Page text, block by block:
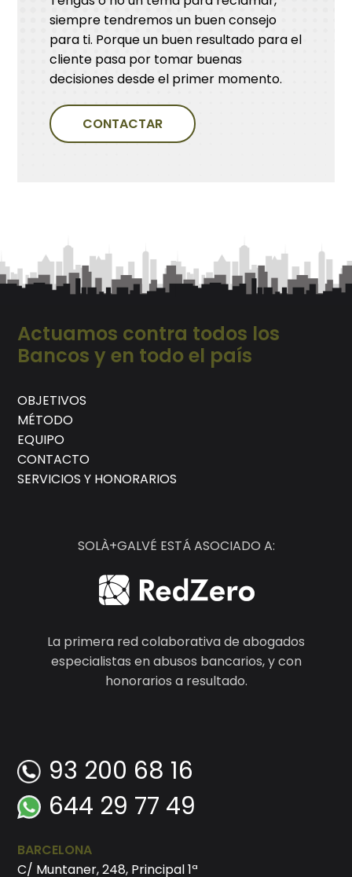
siempre tendremos un buen consejo
para ti. Porque un buen resultado para el
cliente pasa por tomar buenas
decisiones desde el primer momento.
CONTACTAR
Actuamos contra todos los
Bancos y en todo el país
OBJETIVOS
MÉTODO
EQUIPO
CONTACTO
SERVICIOS Y HONORARIOS
SOLÀ+GALVÉ ESTÁ ASOCIADO A:
La primera red colaborativa de abogados
especialistas en abusos bancarios, y con
honorarios a resultado.
93 200 68 16
644 29 77 49
BARCELONA
C/ Muntaner, 248, Principal 1ª